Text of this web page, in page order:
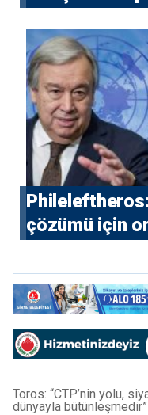
Phileleftheros:
çözümü için
Toros: “CTP’nin yolu,
dünyayla bütünleşmedir”